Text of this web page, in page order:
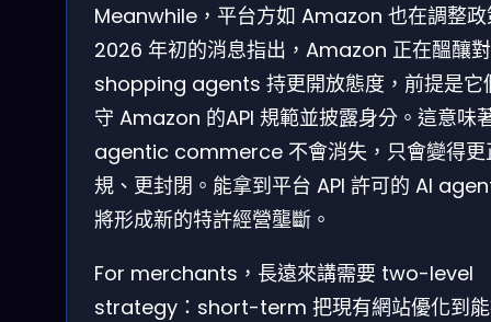
Meanwhile，平台方如 Amazon 也在調整政
2026 年初的消息指出，Amazon 正在醞釀
shopping agents 持更開放態度，前提是它
守 Amazon 的API 規範並披露身分。這意味
agentic commerce 不會消失，只會變得更
規、更封閉。能拿到平台 API 許可的 AI
將形成新的特許經營壟斷。
For merchants，長遠來講需要 two-level
strategy：short-term 把現有網站優化到